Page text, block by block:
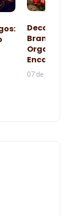
Branca
07 de junho